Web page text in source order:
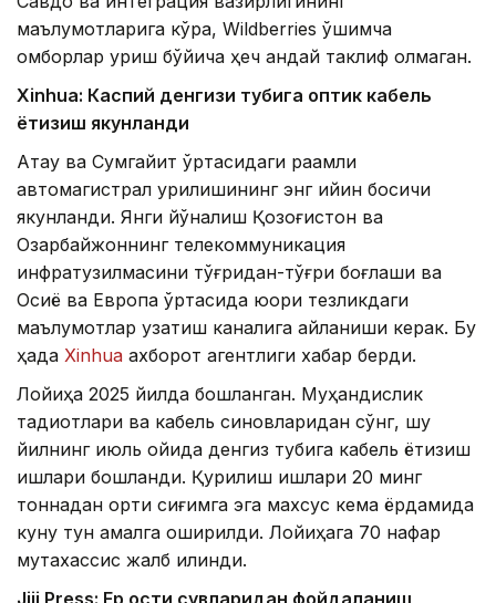
маълумотларига кўра, Wildberries қўшимча
омборлар қуриш бўйича ҳеч қандай таклиф олмаган.
Xinhuа: Каспий денгизи тубига оптик кабель
ётқизиш якунланди
Ақтау ва Сумгайит ўртасидаги рақамли
автомагистрал қурилишининг энг қийин босқичи
якунланди. Янги йўналиш Қозоғистон ва
Озарбайжоннинг телекоммуникация
инфратузилмасини тўғридан-тўғри боғлаши ва
Осиё ва Европа ўртасида юқори тезликдаги
маълумотлар узатиш каналига айланиши керак. Бу
ҳақда Xinhua ахборот агентлиги хабар берди.
Лойиҳа 2025 йилда бошланган. Муҳандислик
тадқиқотлари ва кабель синовларидан сўнг, шу
йилнинг июль ойида денгиз тубига кабель ётқизиш
ишлари бошланди. Қурилиш ишлари 20 минг
тоннадан ортиқ сиғимга эга махсус кема ёрдамида
куну тун амалга оширилди. Лойиҳага 70 нафар
мутахассис жалб қилинди.
Jiji Press: Ер ости сувларидан фойдаланиш